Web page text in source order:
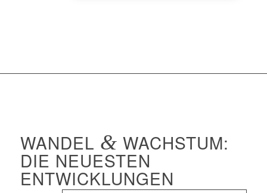
WANDEL & WACHSTUM:
DIE NEUESTEN
ENTWICKLUNGEN